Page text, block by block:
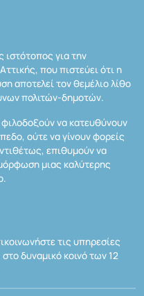
για την
που πιστεύει ότι η
αποτελεί τον θεμέλιο λίθο
πολιτών-δημοτών.
να κατευθύνουν
ούτε να γίνουν φορείς
επιθυμούν να
μιας καλύτερης
τις υπηρεσίες
δυναμικό κοινό των 12